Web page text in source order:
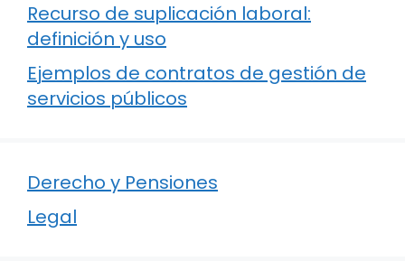
Recurso de suplicación laboral:
definición y uso
Ejemplos de contratos de gestión de
servicios públicos
Derecho y Pensiones
Legal